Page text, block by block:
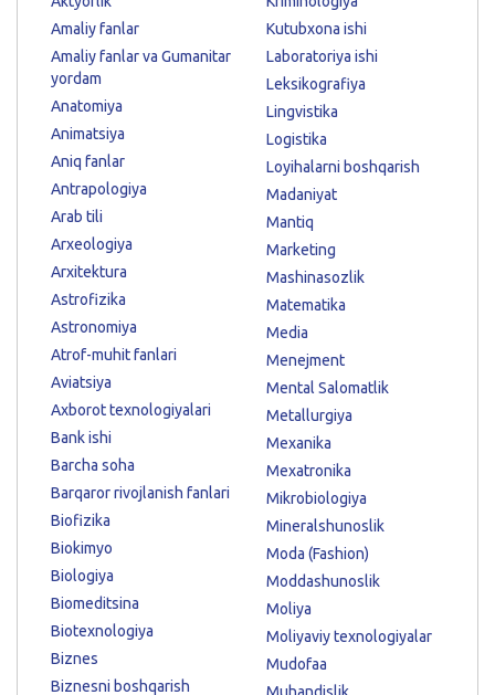
Amaliy fanlar
Amaliy fanlar va Gumanitar
yordam
Anatomiya
Animatsiya
Aniq fanlar
Antrapologiya
Arab tili
Arxeologiya
Arxitektura
Astrofizika
Astronomiya
Atrof-muhit fanlari
Aviatsiya
Axborot texnologiyalari
Bank ishi
Barcha soha
Barqaror rivojlanish fanlari
Biofizika
Biokimyo
Biologiya
Biomeditsina
Biotexnologiya
Biznes
Biznesni boshqarish
Kutubxona ishi
Laboratoriya ishi
Leksikografiya
Lingvistika
Logistika
Loyihalarni boshqarish
Madaniyat
Mantiq
Marketing
Mashinasozlik
Matematika
Media
Menejment
Mental Salomatlik
Metallurgiya
Mexanika
Mexatronika
Mikrobiologiya
Mineralshunoslik
Moda (Fashion)
Moddashunoslik
Moliya
Moliyaviy texnologiyalar
Mudofaa